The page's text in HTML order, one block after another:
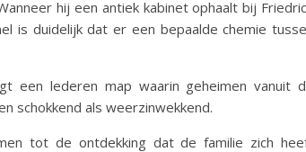
hij een antiek kabinet ophaalt bij
is duidelijk dat er een bepaalde chemie
een lederen map waarin geheimen vanuit
schokkend als weerzinwekkend.
tot de ontdekking dat de familie zich